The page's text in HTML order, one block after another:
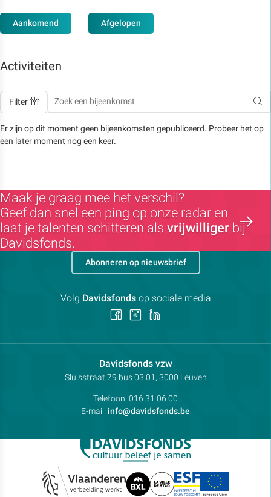
Aankomend Afgelopen
Activiteiten
Filter
Er zijn op dit moment geen bijeenkomsten gepubliceerd. Probeer het op
een later moment nog een keer.
Maak je graag mee het verschil?
Geef dan snel een ping op onze radar en
laat je talenten schitteren als vrijwilliger bij
Davidsfonds.
Davidsfonds vzwContactpersoon:
Adres:
Sluisstraat 79 bus 03.01, 3000 Leuven
Telefoon: 016 31 06 00
E-mail: info@davidsfonds.be
Abonneren op nieuwsbrief
Volg Davidsfondsop sociale media
Volg Volg